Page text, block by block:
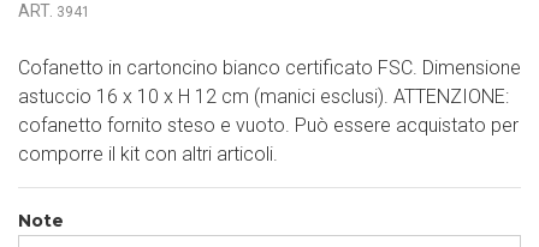
ART. 3941
Cofanetto in cartoncino bianco certificato FSC. Dimensione
astuccio 16 x 10 x H 12 cm (manici esclusi). ATTENZIONE:
cofanetto fornito steso e vuoto. Può essere acquistato per
comporre il kit con altri articoli.
Note